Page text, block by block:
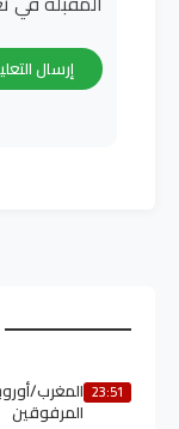
23:51 المغرب/
المرفوقين